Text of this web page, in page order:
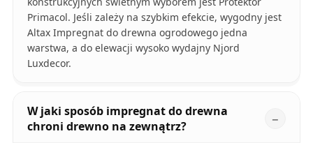
Primacol. Jeśli zależy na szybkim efekcie, wygodny jest
Altax Impregnat do drewna ogrodowego jedna
warstwa, a do elewacji wysoko wydajny Njord
Luxdecor.
W jaki sposób impregnat do drewna
chroni drewno na zewnątrz?